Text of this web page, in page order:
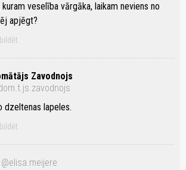
veselība vārgāka, laikam neviens no
apjēgt?
Zavodnojs
dzeltenas lapeles.
@elisa.meijere